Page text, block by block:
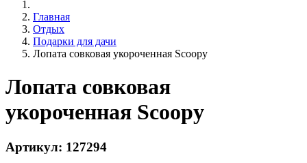
Главная
Отдых
Подарки для дачи
Лопата совковая укороченная Scoopy
Лопата совковая
укороченная Scoopy
Артикул: 127294